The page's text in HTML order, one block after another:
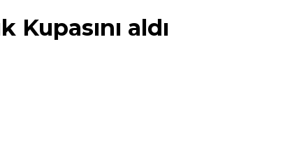
aldı